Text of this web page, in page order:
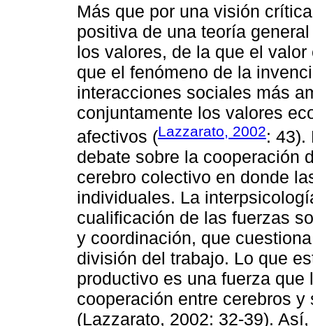
Más que por una visión
positiva de una teoría
los valores, de la que el
que el fenómeno de la
interacciones sociales más
conjuntamente los valores
afectivos (Lazzarato, 2002: 43).
debate sobre la cooperación
cerebro colectivo en donde
individuales. La
cualificación de las fuerzas
y coordinación, que
división del trabajo. Lo que
productivo es una fuerza
cooperación entre cerebros
(Lazzarato, 2002: 32-39).